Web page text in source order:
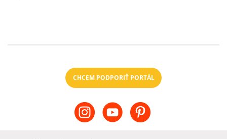
CHCEM PODPORIŤ PORTÁL